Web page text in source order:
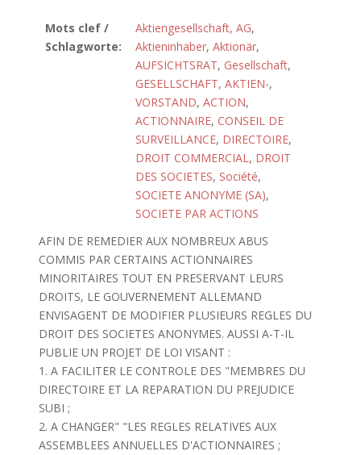
Mots clef /
Schlagworte:
Aktiengesellschaft, AG,
Aktieninhaber, Aktionär,
AUFSICHTSRAT, Gesellschaft,
GESELLSCHAFT, AKTIEN-,
VORSTAND, ACTION,
ACTIONNAIRE, CONSEIL DE
SURVEILLANCE, DIRECTOIRE,
DROIT COMMERCIAL, DROIT
DES SOCIETES, Société,
SOCIETE ANONYME (SA),
SOCIETE PAR ACTIONS
AFIN DE REMEDIER AUX NOMBREUX ABUS
COMMIS PAR CERTAINS ACTIONNAIRES
MINORITAIRES TOUT EN PRESERVANT LEURS
DROITS, LE GOUVERNEMENT ALLEMAND
ENVISAGENT DE MODIFIER PLUSIEURS REGLES DU
DROIT DES SOCIETES ANONYMES. AUSSI A-T-IL
PUBLIE UN PROJET DE LOI VISANT :
1. A FACILITER LE CONTROLE DES "MEMBRES DU
DIRECTOIRE ET LA REPARATION DU PREJUDICE
SUBI ;
2. A CHANGER" "LES REGLES RELATIVES AUX
ASSEMBLEES ANNUELLES D'ACTIONNAIRES ;